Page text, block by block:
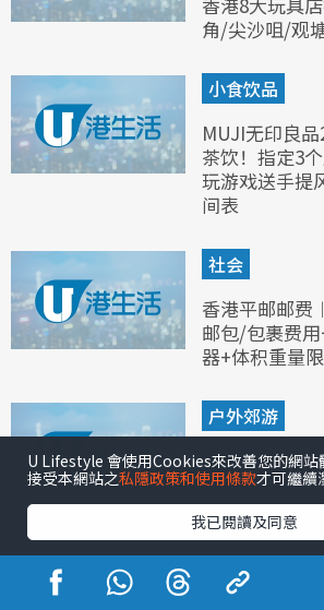
角/尖沙咀/观
小食饮品
MUJI无印良
茶饮！指定3
玩游戏送手提
间表
社会
香港平邮邮费
邮包/包裹费
器+体积重量
户外郊游
九龙寨城公园
施展览一文看
赏团/交通方
U Lifestyle 會使用Cookies來改善您的網站
接受本網站之私隱政策和使用條款才可繼續
我已閱讀及同意